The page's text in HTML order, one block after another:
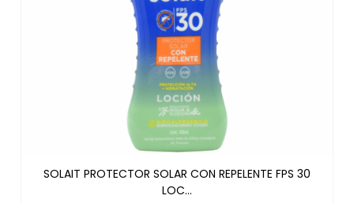
SOLAIT PROTECTOR SOLAR CON REPELENTE FPS 30
LOC...